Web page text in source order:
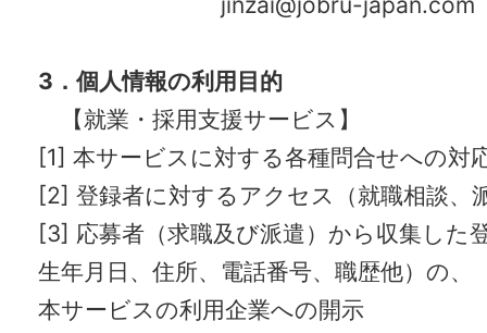
3 ．個人情報の利用目的
【就業・採用支援サービス】
[1] 本サービスに対する各種問合せへの対
[2] 登録者に対するアクセス（就職相談、
[3] 応募者（求職及び派遣）から収集した
生年月日、住所、電話番号、職歴他）の、
本サービスの利用企業への開示